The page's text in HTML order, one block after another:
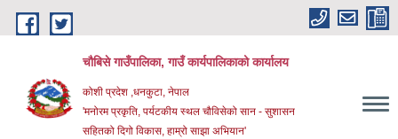
Skip to main content
चौबिसे गाउँपालिका, गाउँ कार्यपालिकाको कार्यालय
कोशी प्रदेश ,धनकुटा, नेपाल
'मनोरम प्रकृति, पर्यटकीय स्थल चौविसेको सान - सुशासन
सहितको दिगो विकास, हाम्रो साझा अभियान'